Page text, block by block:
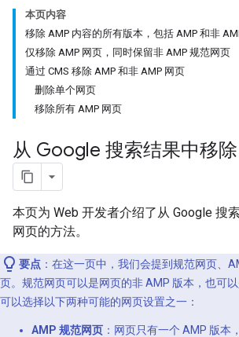
本页内容
移除 AMP 内容的所有版本，包括 AMP 和非
仅移除 AMP 网页，同时保留非 AMP 规范网页
通过 CMS 移除 AMP 和非 AMP 网页
删除单个网页
移除所有 AMP 网页
从 Google 搜索结果中移
本页为 Web 开发者介绍了从 Google 搜
网页的方法。
要点 ：在这一页中，我们会提到规范网页、
页。规范网页可以是网页的非 AMP 版本，也可
可以选择以下两种可能的网页设置之一：
AMP 规范网页 ：网页只有一个 AMP 版本